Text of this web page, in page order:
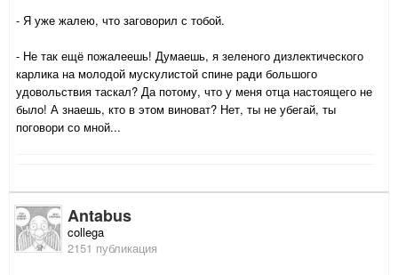
- Я уже жалею, что заговорил с тобой.
- Не так ещё пожалеешь! Думаешь, я зеленого дизлектического
карлика на молодой мускулистой спине ради большого
удовольствия таскал? Да потому, что у меня отца настоящего не
было! А знаешь, кто в этом виноват? Нет, ты не убегай, ты
поговори со мной...
Antabus
collega
2151 публикация